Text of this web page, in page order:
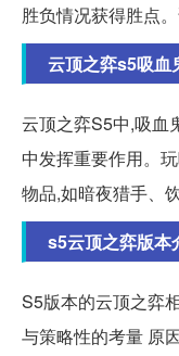
胜负情况获得胜点
云顶之弈s5吸血
云顶之弈S5中,吸血
中发挥重要作用。
物品,如暗夜猎手、
s5云顶之弈版本
S5版本的云顶之弈
与策略性的考量 原